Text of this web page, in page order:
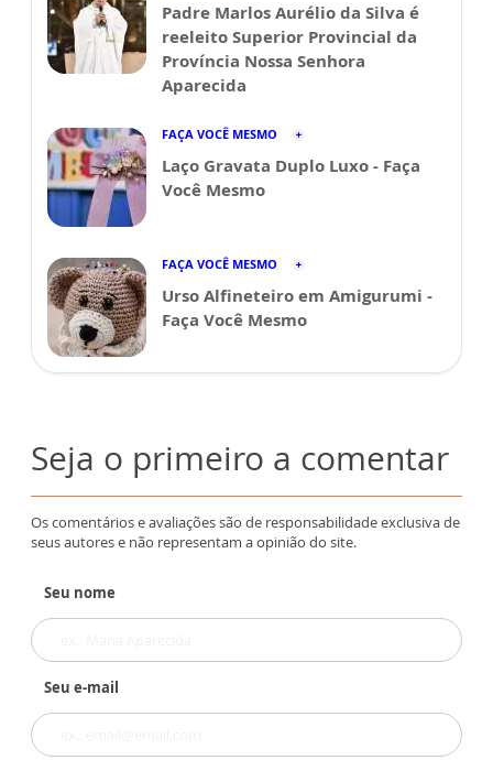
Padre Marlos Aurélio da Silva é
reeleito Superior Provincial da
Província Nossa Senhora
Aparecida
FAÇA VOCÊ MESMO
Laço Gravata Duplo Luxo - Faça
Você Mesmo
FAÇA VOCÊ MESMO
Urso Alfineteiro em Amigurumi -
Faça Você Mesmo
Seja o primeiro a comentar
Os comentários e avaliações são de responsabilidade exclusiva de
seus autores e não representam a opinião do site.
Seu nome
Seu e-mail